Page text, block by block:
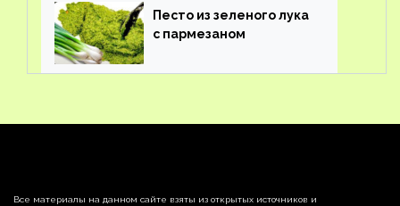
Песто из зеленого лука
с пармезаном
Все материалы на данном сайте взяты из открытых источников и